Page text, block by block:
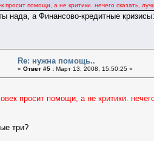
просит помощи, а не критики. нечего сказать,
нада, а Финансово-кредитные
Re: нужна помощь..
« Ответ #5 : Март 13, 2008, 15:50:25 »
просит помощи, а не критики.
три?